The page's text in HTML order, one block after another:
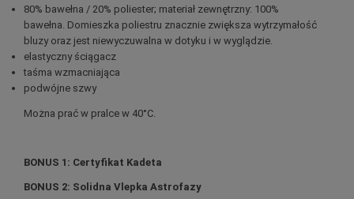
80% bawełna / 20% poliester; materiał zewnętrzny: 100%
bawełna. Domieszka poliestru znacznie zwiększa wytrzymałość
bluzy oraz jest niewyczuwalna w dotyku i w wyglądzie.
elastyczny ściągacz
taśma wzmacniająca
podwójne szwy
Można prać w pralce w 40°C.
BONUS 1: Certyfikat Kadeta
BONUS 2: Solidna Vlepka Astrofazy